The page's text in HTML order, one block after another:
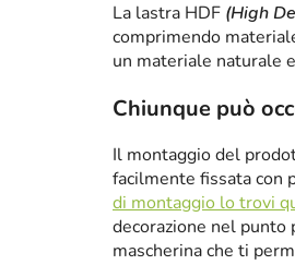
La lastra HDF (High
comprimendo
un materiale naturale
Chiunque può
Il montaggio del
facilmente fissata con
di montaggio lo trovi
decorazione nel punto
mascherina che ti